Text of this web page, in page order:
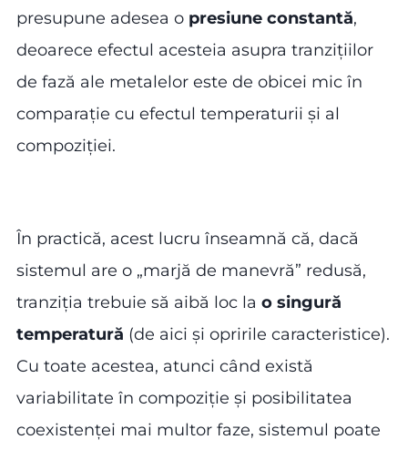
presupune adesea o presiune constantă,
deoarece efectul acesteia asupra tranzițiilor
de fază ale metalelor este de obicei mic în
comparație cu efectul temperaturii și al
compoziției.
În practică, acest lucru înseamnă că, dacă
sistemul are o „marjă de manevră” redusă,
tranziția trebuie să aibă loc la o singură
temperatură (de aici și opririle caracteristice).
Cu toate acestea, atunci când există
variabilitate în compoziție și posibilitatea
coexistenței mai multor faze, sistemul poate